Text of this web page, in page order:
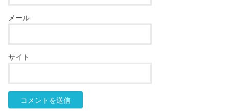
メール
サイト